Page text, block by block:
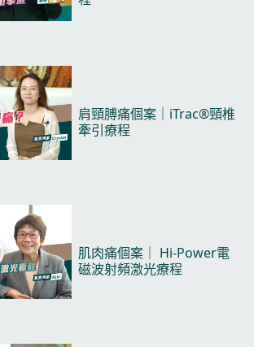
频
播
放
视
频
肩頸膊痛個案｜iTrac®頸椎
牽引療程​
播
放
视
频
肌肉痛個案｜ Hi-Power電
磁波射頻激光療程​